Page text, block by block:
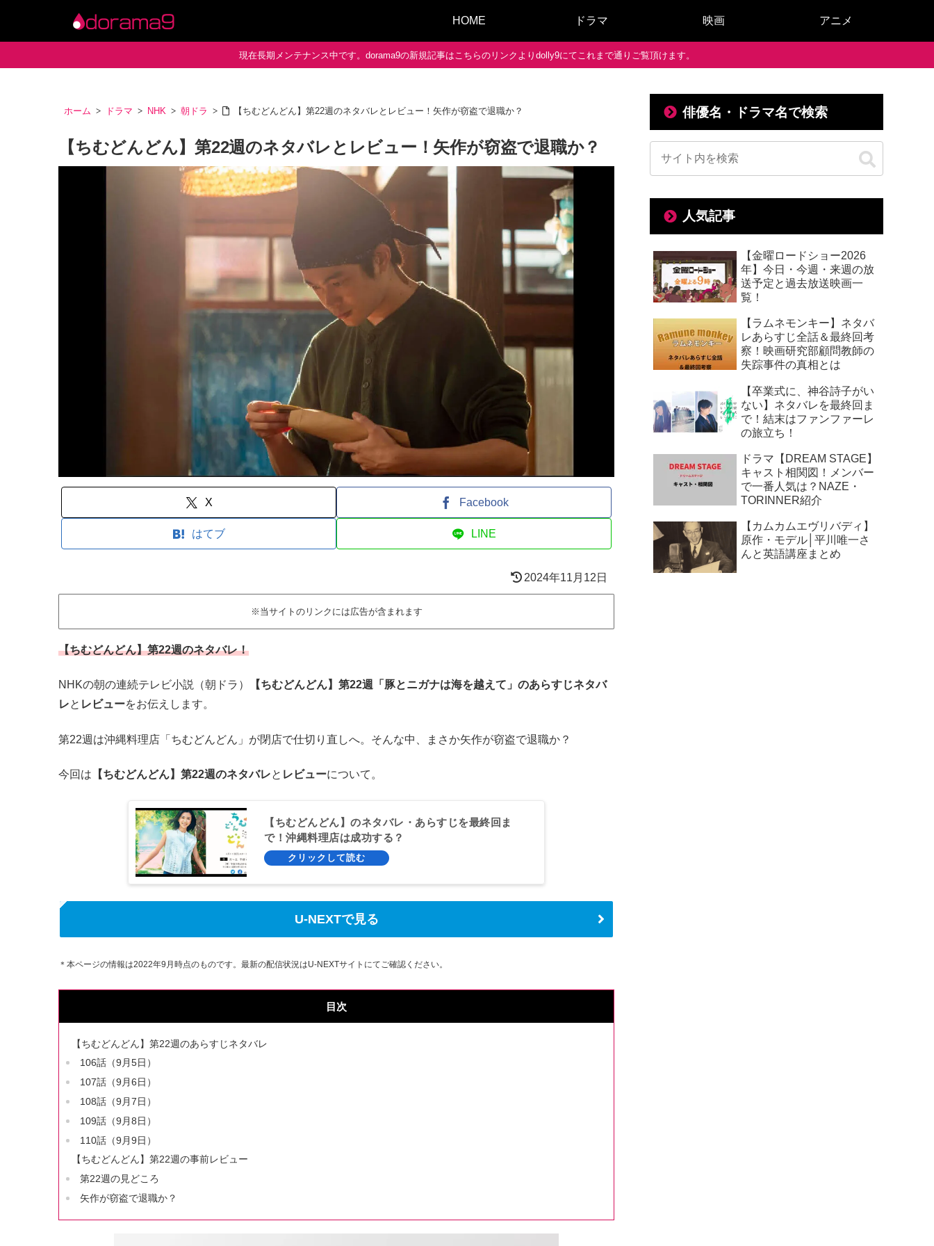
HOME ドラマ 映画 アニメ
現在長期メンテナンス中です。dorama9の新規記事はこちらのリンクよりdolly9にてこれまで通りご覧頂けます。
ホーム ドラマ NHK 朝ドラ 【ちむどんどん】第22週のネタバレとレビュー！矢作が窃盗で退職か？
【ちむどんどん】第22週のネタバレとレビュー！矢作が窃盗で退職か？
X Facebook
はてブ LINE
2024年11月12日
※当サイトのリンクには広告が含まれます
【ちむどんどん】第22週のネタバレ！
NHKの朝の連続テレビ小説（朝ドラ）
【ちむどんどん】第22週「豚とニガナは海を越えて」のあらすじネタバ
レと レビューをお伝えします。
第22週は沖縄料理店「ちむどんどん」が閉店で仕切り直しへ。そんな中、まさか矢作が窃盗で退職か？
今回は 【ちむどんどん】第22週のネタバレと レビューについて。
【ちむどんどん】のネタバレ・あらすじを最終回ま
で！沖縄料理店は成功する？
U-NEXTで見る
＊本ページの情報は2022年9月時点のものです。最新の配信状況はU-NEXTサイトにてご確認ください。
目次
【ちむどんどん】第22週のあらすじネタバレ
106話（9月5日）
107話（9月6日）
108話（9月7日）
109話（9月8日）
110話（9月9日）
【ちむどんどん】第22週の事前レビュー
第22週の見どころ
矢作が窃盗で退職か？
俳優名・ドラマ名で検索
人気記事
【金曜ロードショー2026
年】今日・今週・来週の放
送予定と過去放送映画一
覧！
【ラムネモンキー】ネタバ
レあらすじ全話＆最終回考
察！映画研究部顧問教師の
失踪事件の真相とは
【卒業式に、神谷詩子がい
ない】ネタバレを最終回ま
で！結末はファンファーレ
の旅立ち！
ドラマ【DREAM STAGE】
キャスト相関図！メンバー
で一番人気は？NAZE・
TORINNER紹介
【カムカムエヴリバディ】
原作・モデル│平川唯一さ
んと英語講座まとめ